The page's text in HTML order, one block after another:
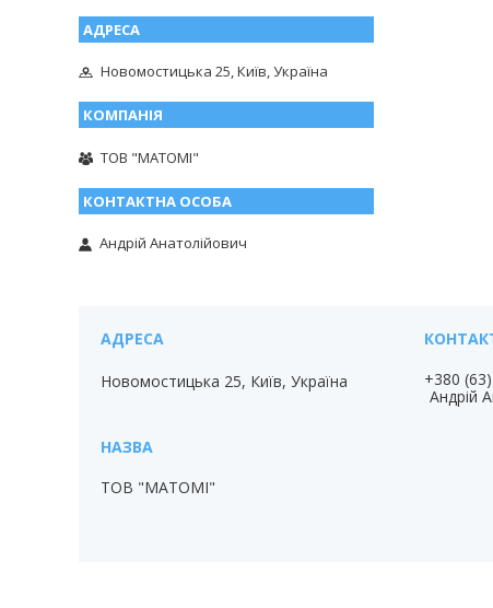
Новомостицька 25, Київ, Україна
ТОВ "МАТОМІ"
Андрій Анатолійович
Новомостицька 25, Київ, Україна
ТОВ "МАТОМІ"
+380
Андрій